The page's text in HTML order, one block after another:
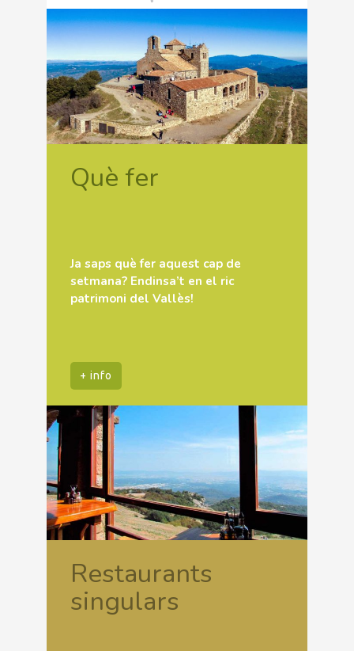
Què fer
Ja saps què fer aquest cap de
setmana? Endinsa’t en el ric
patrimoni del Vallès!
+ info
Restaurants
singulars